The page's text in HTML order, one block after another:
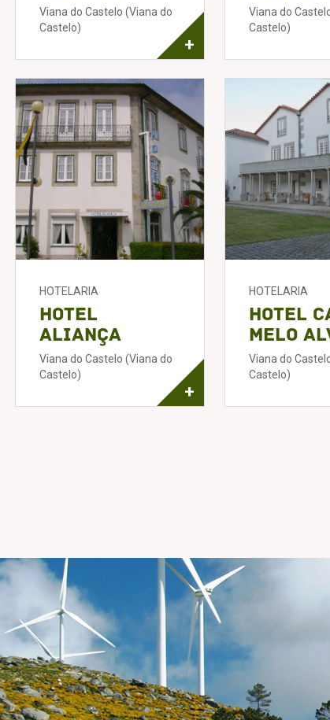
Viana do Castelo (Viana do
Castelo)
+
Viana do
Castelo)
HOTELARIA
Hotel
Aliança
Viana do Castelo (Viana do
Castelo)
+
HOTELARIA
Hotel
Melo
Viana do
Castelo)